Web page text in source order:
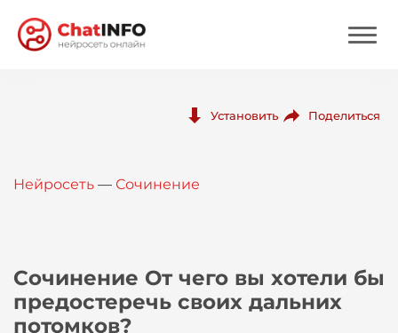
Вход
Установить Поделиться
Нейросеть — Сочинение
Сочинение От чего вы хотели бы
предостеречь своих дальних
потомков?